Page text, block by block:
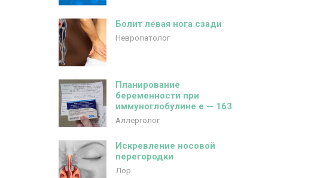
Болит левая нога сзади
Невропатолог
Планирование
беременности при
иммуноглобулине е — 163
Аллерголог
Искревление носовой
перегородки
Лор